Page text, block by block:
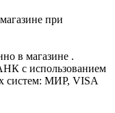
при
в магазине .
с использованием
систем: МИР, VISA